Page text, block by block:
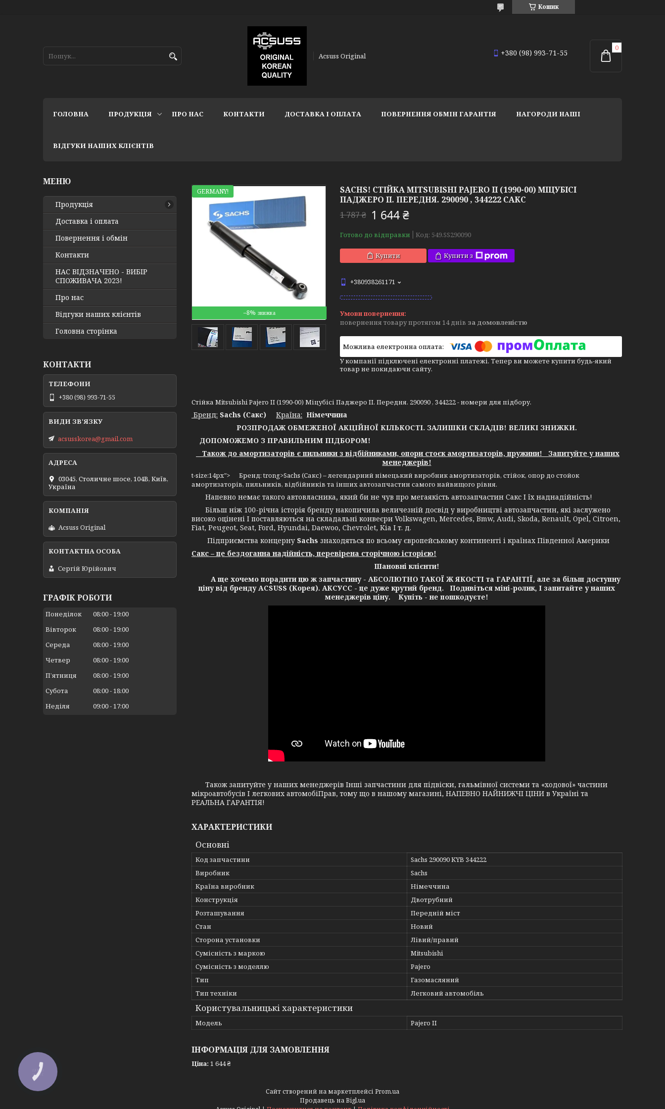
Кошик
Acsuss Original +380 (98) 993-71-55
ГОЛОВНА ПРОДУКЦІЯ ПРО НАС КОНТАКТИ ДОСТАВКА І ОПЛАТА ПОВЕРНЕННЯ ОБМІН ГАРАНТІЯ НАГОРОДИ НАШІ
ВІДГУКИ НАШИХ КЛІЄНТІВ
–8%
GERMANY!
SACHS! СТІЙКА MITSUBISHI PAJERO II (1990-00) МІЦУБІСІ
ПАДЖЕРО II. ПЕРЕДНЯ. 290090 , 344222 САКС
1 787 ₴ 1 644 ₴
Готово до відправки Код: 549.SS290090
Купити Купити з
+380938261171
повернення товару протягом 14 днів за домовленістю
У компанії підключені електронні платежі. Тепер ви можете купити будь-який
товар не покидаючи сайту.
Стійка Mitsubishi Pajero II (1990-00) Міцубісі Паджеро II. Передня. 290090 , 344222 - номери для підбору.
Бренд: Sachs (Сакс) Країна: Німеччина
РОЗПРОДАЖ ОБМЕЖЕНОЇ АКЦІЙНОЇ КІЛЬКОСТІ. ЗАЛИШКИ СКЛАДІВ! ВЕЛИКІ ЗНИЖКИ.
ДОПОМОЖЕМО З ПРАВИЛЬНИМ ПІДБОРОМ!
Також до амортизаторів є пильники з відбійниками, опори стоєк амортизаторів, пружини! Запитуйте у наших
менеджерів!
t-size:14px"> Бренд: trong>Sachs (Сакс) – легендарний німецький виробник амортизаторів, стійок, опор до стойок
амортизаторів, пильників, відбійників та інших автозапчастин самого найвищого рівня.
Напевно немає такого автовласника, який би не чув про мегаякість автозапчастин Сакс І їх наднадійність!
Більш ніж 100-річна історія бренду накопичила величезній досвід у виробництві автозапчастин, які заслужено
високо оцінені І поставляються на складальні конвеєри Volkswagen, Mercedes, Bmw, Audi, Skoda, Renault, Opel, Citroen,
Fiat, Peugeot, Seat, Ford, Hyundai, Daewoo, Chevrolet, Kia І т. д.
Підприємства концерну Sachs знаходяться по всьому європейському континенті і країнах Південної Америки
Сакс – це бездоганна надійність, перевірена сторічною історією!
Шановні клієнти!
А ще хочемо порадити цю ж запчастину - АБСОЛЮТНО ТАКОЇ Ж ЯКОСТІ та ГАРАНТІЇ, але за більш доступну
ціну від бренду ACSUSS (Корея). АКСУСС - це дуже крутий бренд. Подивіться міні-ролик, І запитайте у наших
менеджерів ціну. Купіть - не пошкодуєте!
Також запитуйте у наших менеджерів Інші запчастини для підвіски, гальмівної системи та «ходової» частини
мікроавтобусів І легкових автомобіПрав, тому що в нашому магазині, НАПЕВНО НАЙНИЖЧІ ЦІНИ в Україні та
РЕАЛЬНА ГАРАНТІЯ!
ХАРАКТЕРИСТИКИ
Основні
Код запчастини
Sachs 290090 KYB 344222
Виробник
Sachs
Країна виробник
Німеччина
Конструкція
Двотрубний
Розташування
Передній міст
Стан
Новий
Сторона установки
Лівий/правий
Сумісність з маркою
Mitsubishi
Сумісність з моделлю
Pajero
Тип
Газомасляний
Тип техніки
Легковий автомобіль
Користувальницькі характеристики
Мoдель Pajero II
ІНФОРМАЦІЯ ДЛЯ ЗАМОВЛЕННЯ
Ціна: 1 644 ₴
Продукція
Доставка і оплата
Повернення і обмін
Контакти
НАС ВІДЗНАЧЕНО - ВИБІР
СПОЖИВАЧА 2023!
Про нас
Відгуки наших клієнтів
Головна сторінка
КОНТАКТИ
+380 (98) 993-71-55
acsusskorea@gmail.com
03045, Столичне шосе, 104B, Київ,
Україна
Acsuss Original
Сергій Юрійович
ГРАФІК РОБОТИ
Понеділок 08:00 19:00
Вівторок
08:00 19:00
Середа
08:00 19:00
Четвер
08:00 19:00
Пʼятниця
08:00 19:00
Субота
08:00 18:00
Неділя
09:00 17:00
Сайт створений на маркетплейсі Prom.ua
Продавець на Bigl.ua
КНОПКА
ЗВ'ЯЗКУ